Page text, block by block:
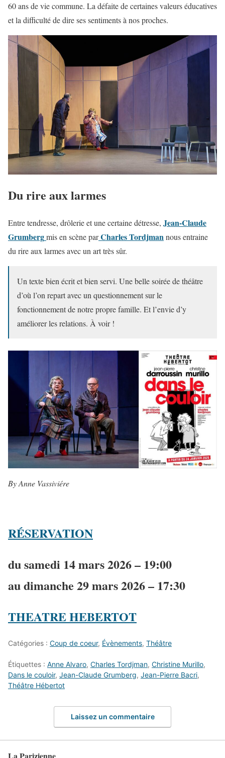
60 ans de vie commune. La défaite de certaines valeurs éducatives
et la difficulté de dire ses sentiments à nos proches.
Du rire aux larmes
Entre tendresse, drôlerie et une certaine détresse, Jean-Claude
Grumbergmis en scène parCharles Tordjmannous entraine
du rire aux larmes avec un art très sûr.
Un texte bien écrit et bien servi. Une belle soirée de théâtre
d’où l’on repart avec un questionnement sur le
fonctionnement de notre propre famille. Et l’envie d’y
améliorer les relations. À voir !
By Anne Vassiviére
RÉSERVATION
du samedi 14 mars 2026 – 19:00
au dimanche 29 mars 2026 – 17:30
THEATRE HEBERTOT
Catégories : Coup de coeur, Évènements, Théâtre
Étiquettes : Anne Alvaro, Charles Tordjman, Christine Murillo,
Dans le couloir, Jean-Claude Grumberg, Jean-Pierre Bacri,
Théâtre Hébertot
Laissez un commentaire